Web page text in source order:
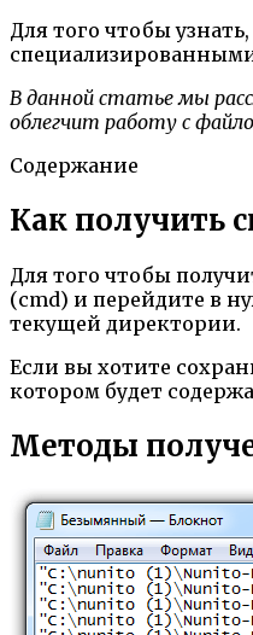
Для того чтобы
В данной статье мы
облегчит работу с
Содержание
Как получить
Для того чтобы
(cmd) и перейдите в
текущей директории.
Если вы хотите
котором будет
Методы